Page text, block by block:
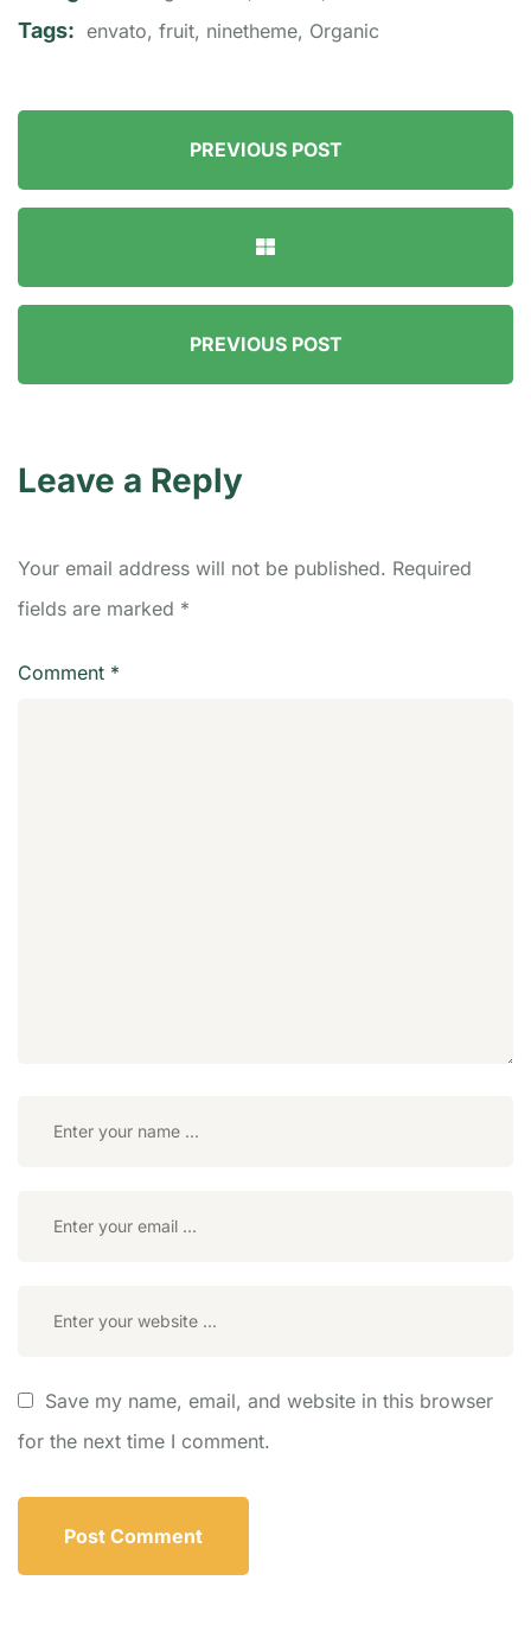
Tags: envato, fruit, ninetheme, Organic
PREVIOUS POST
PREVIOUS POST
Leave a Reply
Your email address will not be published. Required
fields are marked *
Comment *
Save my name, email, and website in this browser
for the next time I comment.